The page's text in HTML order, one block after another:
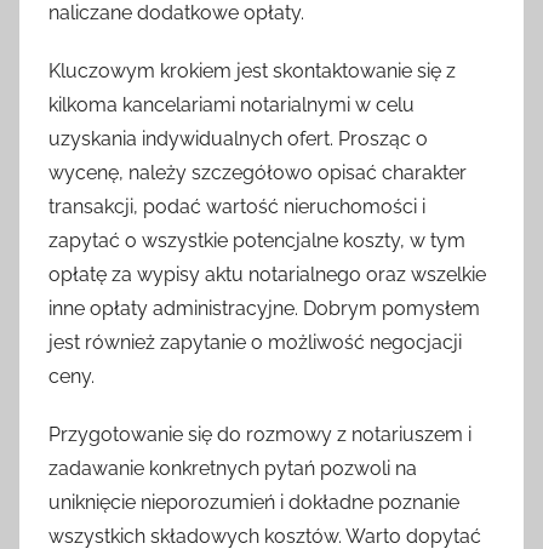
naliczane dodatkowe opłaty.
Kluczowym krokiem jest skontaktowanie się z
kilkoma kancelariami notarialnymi w celu
uzyskania indywidualnych ofert. Prosząc o
wycenę, należy szczegółowo opisać charakter
transakcji, podać wartość nieruchomości i
zapytać o wszystkie potencjalne koszty, w tym
opłatę za wypisy aktu notarialnego oraz wszelkie
inne opłaty administracyjne. Dobrym pomysłem
jest również zapytanie o możliwość negocjacji
ceny.
Przygotowanie się do rozmowy z notariuszem i
zadawanie konkretnych pytań pozwoli na
uniknięcie nieporozumień i dokładne poznanie
wszystkich składowych kosztów. Warto dopytać